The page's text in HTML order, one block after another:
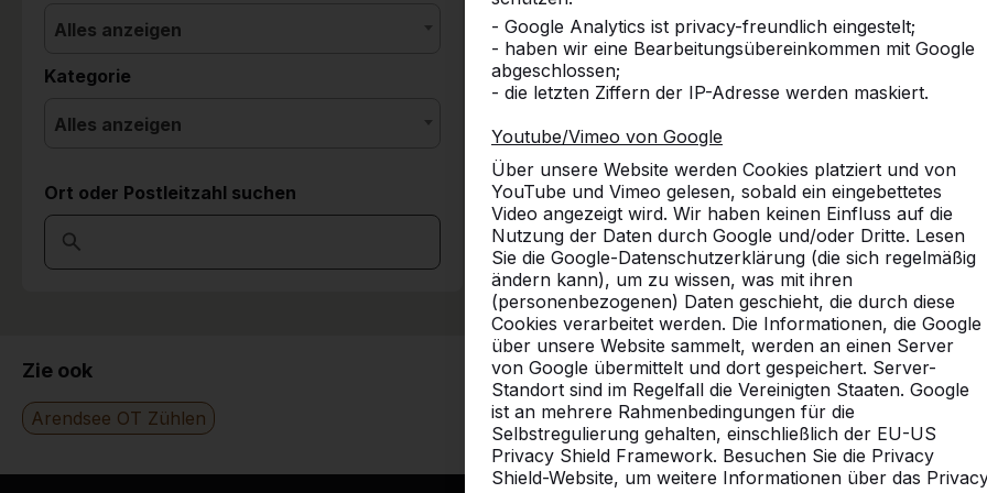
- Google Analytics ist privacy-freundlich eingestelt;
- haben wir eine Bearbeitungsübereinkommen mit Google
abgeschlossen;
- die letzten Ziffern der IP-Adresse werden maskiert.
Youtube/Vimeo von Google
Über unsere Website werden Cookies platziert und von
YouTube und Vimeo gelesen, sobald ein eingebettetes
Video angezeigt wird. Wir haben keinen Einfluss auf die
Nutzung der Daten durch Google und/oder Dritte. Lesen
Sie die Google-Datenschutzerklärung (die sich regelmäßig
ändern kann), um zu wissen, was mit ihren
(personenbezogenen) Daten geschieht, die durch diese
Cookies verarbeitet werden. Die Informationen, die Google
über unsere Website sammelt, werden an einen Server
von Google übermittelt und dort gespeichert. Server-
Standort sind im Regelfall die Vereinigten Staaten. Google
ist an mehrere Rahmenbedingungen für die
Selbstregulierung gehalten, einschließlich der EU-US
Privacy Shield Framework. Besuchen Sie die Privacy
Shield-Website, um weitere Informationen über das
Alles anzeigen
Kategorie
Alles anzeigen
Ort oder Postleitzahl suchen
Zie ook
Arendsee OT Zühlen